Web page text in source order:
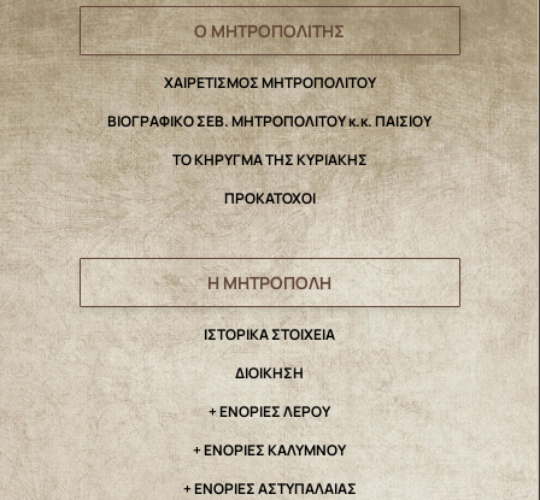
Ο ΜΗΤΡΟΠΟΛΙΤΗΣ
ΧΑΙΡΕΤΙΣΜΟΣ ΜΗΤΡΟΠΟΛΙΤΟΥ
ΒΙΟΓΡΑΦΙΚΟ ΣΕΒ. ΜΗΤΡΟΠΟΛΙΤΟΥ κ.κ. ΠΑΙΣΙΟΥ
ΤΟ ΚΗΡΥΓΜΑ ΤΗΣ ΚΥΡΙΑΚΗΣ
ΠΡΟΚΑΤΟΧΟΙ
Η ΜΗΤΡΟΠΟΛΗ
IΣΤΟΡΙΚΑ ΣΤΟΙΧΕΙΑ
ΔΙΟΙΚΗΣΗ
+ ΕΝΟΡΙΕΣ ΛΕΡΟΥ
+ ΕΝΟΡΙΕΣ ΚΑΛΥΜΝΟΥ
+ ΕΝΟΡΙΕΣ ΑΣΤΥΠΑΛΑΙΑΣ